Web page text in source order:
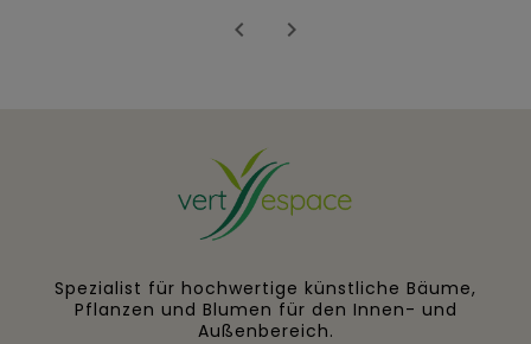
 
Spezialist für hochwertige künstliche Bäume,
Pflanzen und Blumen für den Innen- und
Außenbereich.